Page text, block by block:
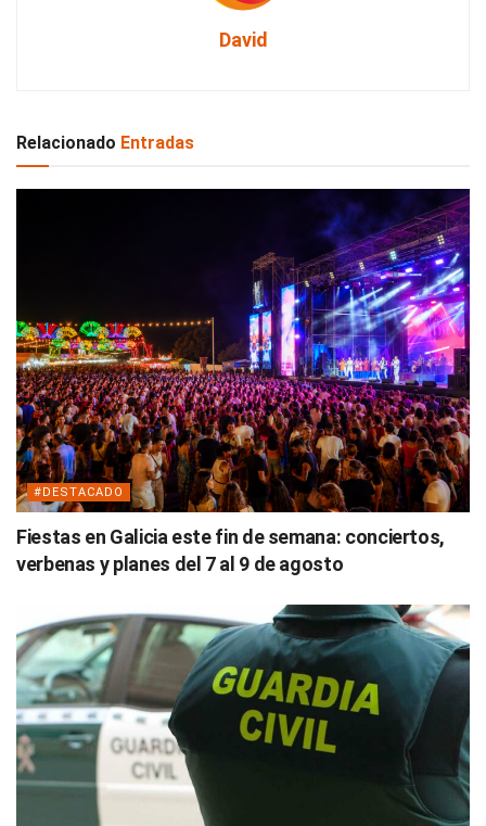
David
Relacionado Entradas
#DESTACADO
Fiestas en Galicia este fin de semana: conciertos,
verbenas y planes del 7 al 9 de agosto